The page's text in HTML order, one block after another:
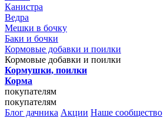
Канистра
Ведра
Мешки в бочку
Баки и бочки
Кормовые добавки и поилки
Кормовые добавки и поилки
Кормушки, поилки
Корма
покупателям
покупателям
Блог дачника Акции Наше сообщество